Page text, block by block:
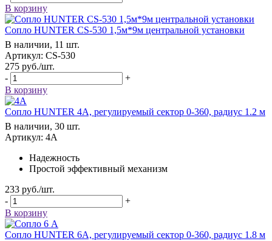
В корзину
Сопло HUNTER CS-530 1,5м*9м центральной установки
В наличии, 11 шт.
Артикул: CS-530
275 руб./шт.
-
+
В корзину
Сопло HUNTER 4А, регулируемый сектор 0-360, радиус 1.2 м
В наличии, 30 шт.
Артикул: 4А
Надежность
Простой эффективный механизм
233 руб./шт.
-
+
В корзину
Сопло HUNTER 6А, регулируемый сектор 0-360, радиус 1.8 м